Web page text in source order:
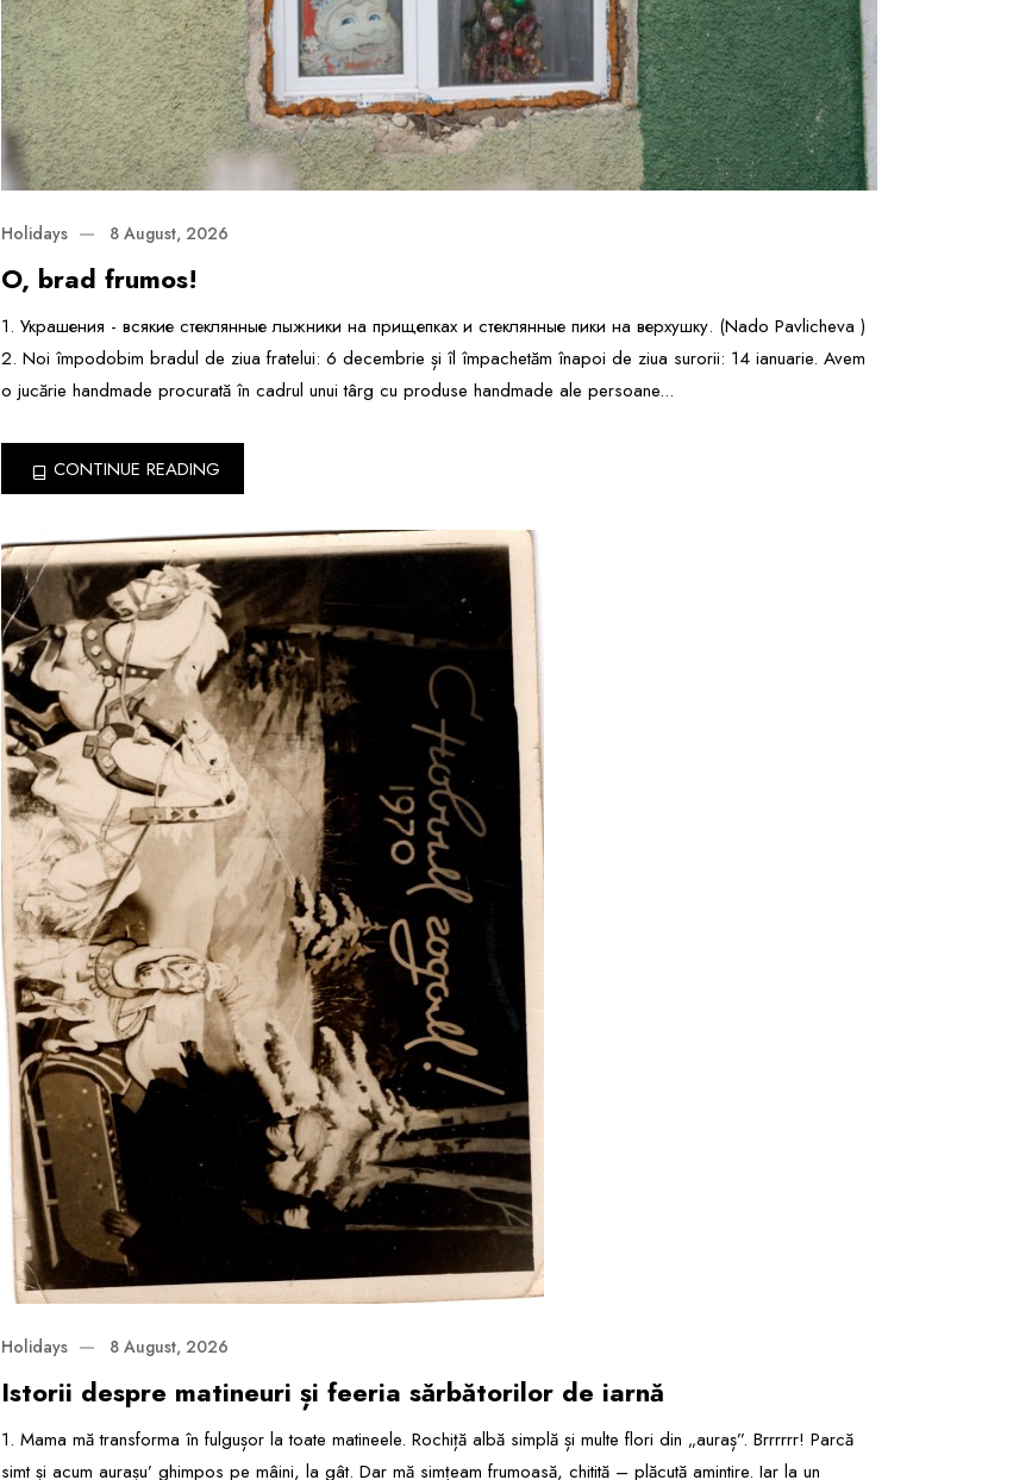
Holidays 8 August, 2026
O, brad frumos!
1. Украшения - всякие стеклянные лыжники на прищепках и стеклянные пики на верхушку. (Nado Pavlicheva )
2. Noi împodobim bradul de ziua fratelui: 6 decembrie și îl împachetăm înapoi de ziua surorii: 14 ianuarie. Avem
o jucărie handmade procurată în cadrul unui târg cu produse handmade ale persoane...
CONTINUE READING
Holidays 8 August, 2026
Istorii despre matineuri și feeria sărbătorilor de iarnă
1. Mama mă transforma în fulgușor la toate matineele. Rochiță albă simplă și multe flori din „auraș”. Brrrrrr! Parcă
simt și acum aurașu’ ghimpos pe mâini, la gât. Dar mă simțeam frumoasă, chitită – plăcută amintire. Iar la un